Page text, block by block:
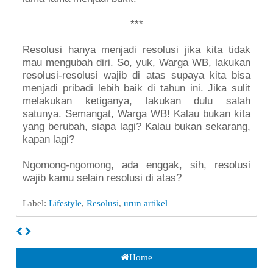
***
Resolusi hanya menjadi resolusi jika kita tidak
mau mengubah diri. So, yuk, Warga WB, lakukan
resolusi-resolusi wajib di atas supaya kita bisa
menjadi pribadi lebih baik di tahun ini. Jika sulit
melakukan ketiganya, lakukan dulu salah
satunya. Semangat, Warga WB! Kalau bukan kita
yang berubah, siapa lagi? Kalau bukan sekarang,
kapan lagi?
Ngomong-ngomong, ada enggak, sih, resolusi
wajib kamu selain resolusi di atas?
Label: Lifestyle, Resolusi, urun artikel
Home